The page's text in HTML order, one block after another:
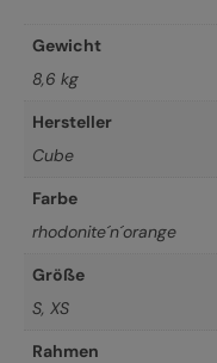
Gewicht
8,6 kg
Hersteller
Cube
Farbe
rhodonite´n´orange
Größe
S, XS
Rahmen